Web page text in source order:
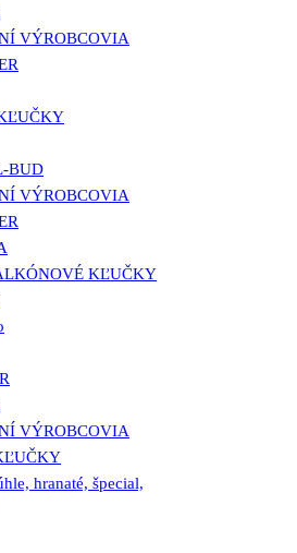
VÝROBCOVIA
BUD
VÝROBCOVIA
KĽUČKY
VÝROBCOVIA
hranaté, špecial,